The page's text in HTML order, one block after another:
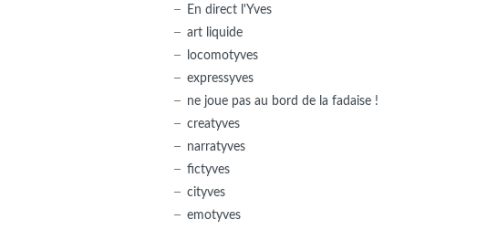
En direct l'Yves
art liquide
locomotyves
expressyves
ne joue pas au bord de la fadaise !
creatyves
narratyves
fictyves
cityves
emotyves